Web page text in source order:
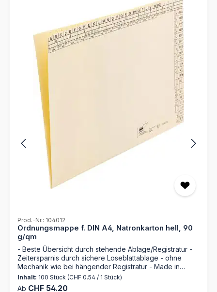
Prod.-Nr.: 104012
Ordnungsmappe f. DIN A4, Natronkarton hell, 90
g/qm
- Beste Übersicht durch stehende Ablage/Registratur -
Zeitersparnis durch sichere Loseblattablage - ohne
Mechanik wie bei hängender Registratur - Made in
Germany Die Ordnungsmappe 104012 von MAPPEI ist die
ideale Lösung für die effiziente Aufbewahrung und
Inhalt: 100 Stück (CHF 0.54 / 1 Stück)
Regulärer Preis:
Ab CHF 54.20